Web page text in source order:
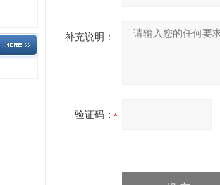
补充说明：
验证码：